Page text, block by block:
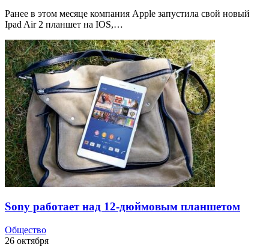
Ранее в этом месяце компания Apple запустила свой ​​новый
Ipad Air 2 планшет на IOS,…
Sony работает над 12-дюймовым планшетом
Общество
26 октября